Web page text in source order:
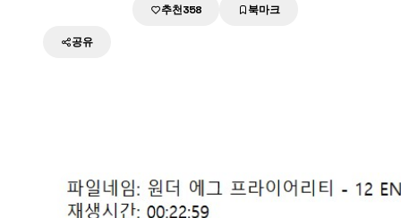
추천358 북마크
공유